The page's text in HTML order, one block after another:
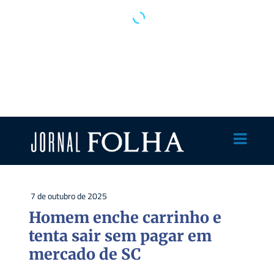
7 de outubro de 2025
Homem enche carrinho e
tenta sair sem pagar em
mercado de SC